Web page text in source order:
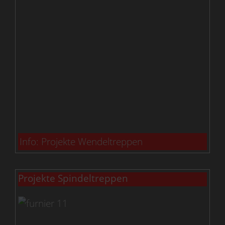
Info: Projekte Wendeltreppen
Projekte Spindeltreppen